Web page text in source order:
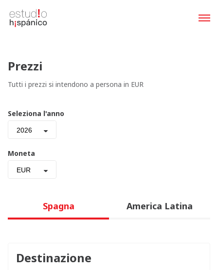
Prezzi
Tutti i prezzi si intendono a persona in EUR
Seleziona l'anno
2026
Moneta
EUR
Spagna America Latina
Destinazione